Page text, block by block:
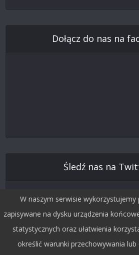
Dołącz do nas na
Śledź nas na
W naszym serwisie wykorzystujemy
zapisywane na dysku urządzenia
statystycznych oraz ułatwienia
określić warunki przechowywania